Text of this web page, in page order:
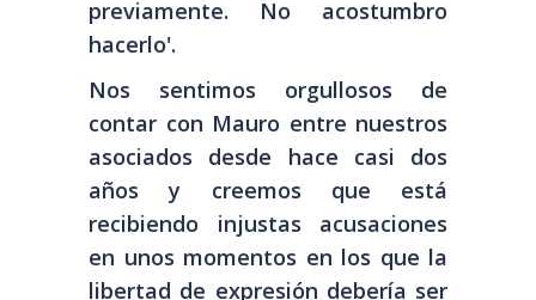
previamente. No acostumbro
hacerlo'.
Nos sentimos orgullosos de
contar con Mauro entre nuestros
asociados desde hace casi dos
años y creemos que está
recibiendo injustas acusaciones
en unos momentos en los que la
libertad de expresión debería ser